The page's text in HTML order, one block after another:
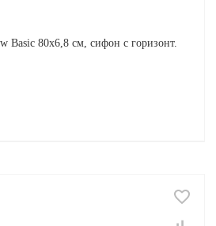
Basic 80х6,8 см, сифон с горизонт.